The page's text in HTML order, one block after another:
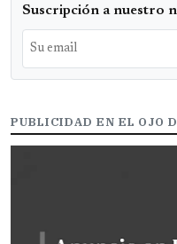
Suscripción a nuestro
PUBLICIDAD EN EL OJO